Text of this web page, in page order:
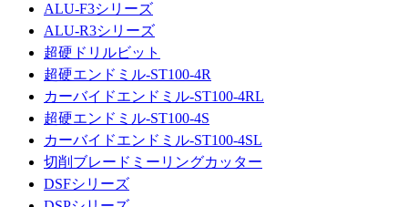
ALU-F3シリーズ
ALU-R3シリーズ
超硬ドリルビット
超硬エンドミル-ST100-4R
カーバイドエンドミル-ST100-4RL
超硬エンドミル-ST100-4S
カーバイドエンドミル-ST100-4SL
切削ブレードミーリングカッター
DSFシリーズ